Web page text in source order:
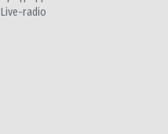
Live-radio